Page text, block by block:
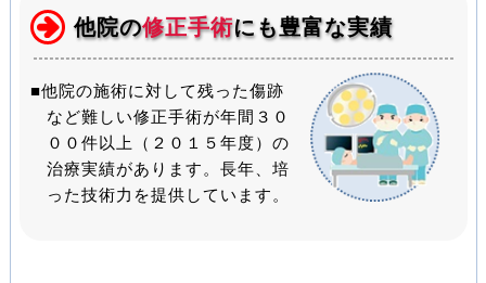
他院の修正手術にも豊富な実績
■他院の施術に対して残った傷跡
など難しい修正手術が年間３０
００件以上（２０１５年度）の
治療実績があります。長年、培
った技術力を提供しています。